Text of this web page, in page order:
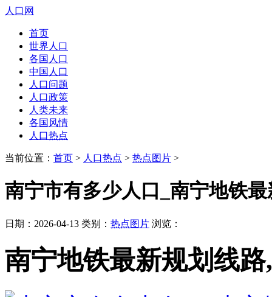
人口网
首页
世界人口
各国人口
中国人口
人口问题
人口政策
人类未来
各国风情
人口热点
当前位置： 首页 > 人口热点 > 热点图片 >
南宁市有多少人口_南宁地铁
日期：2026-04-13 类别： 热点图片 浏览：
南宁地铁最新规划线